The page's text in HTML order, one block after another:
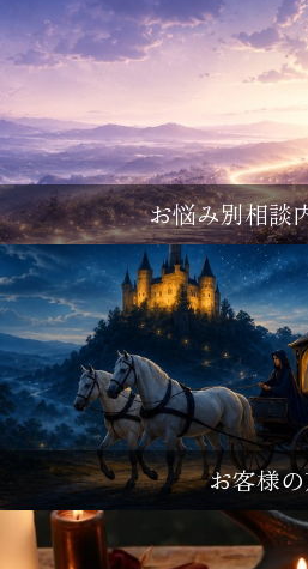
お悩み別相談
お客様